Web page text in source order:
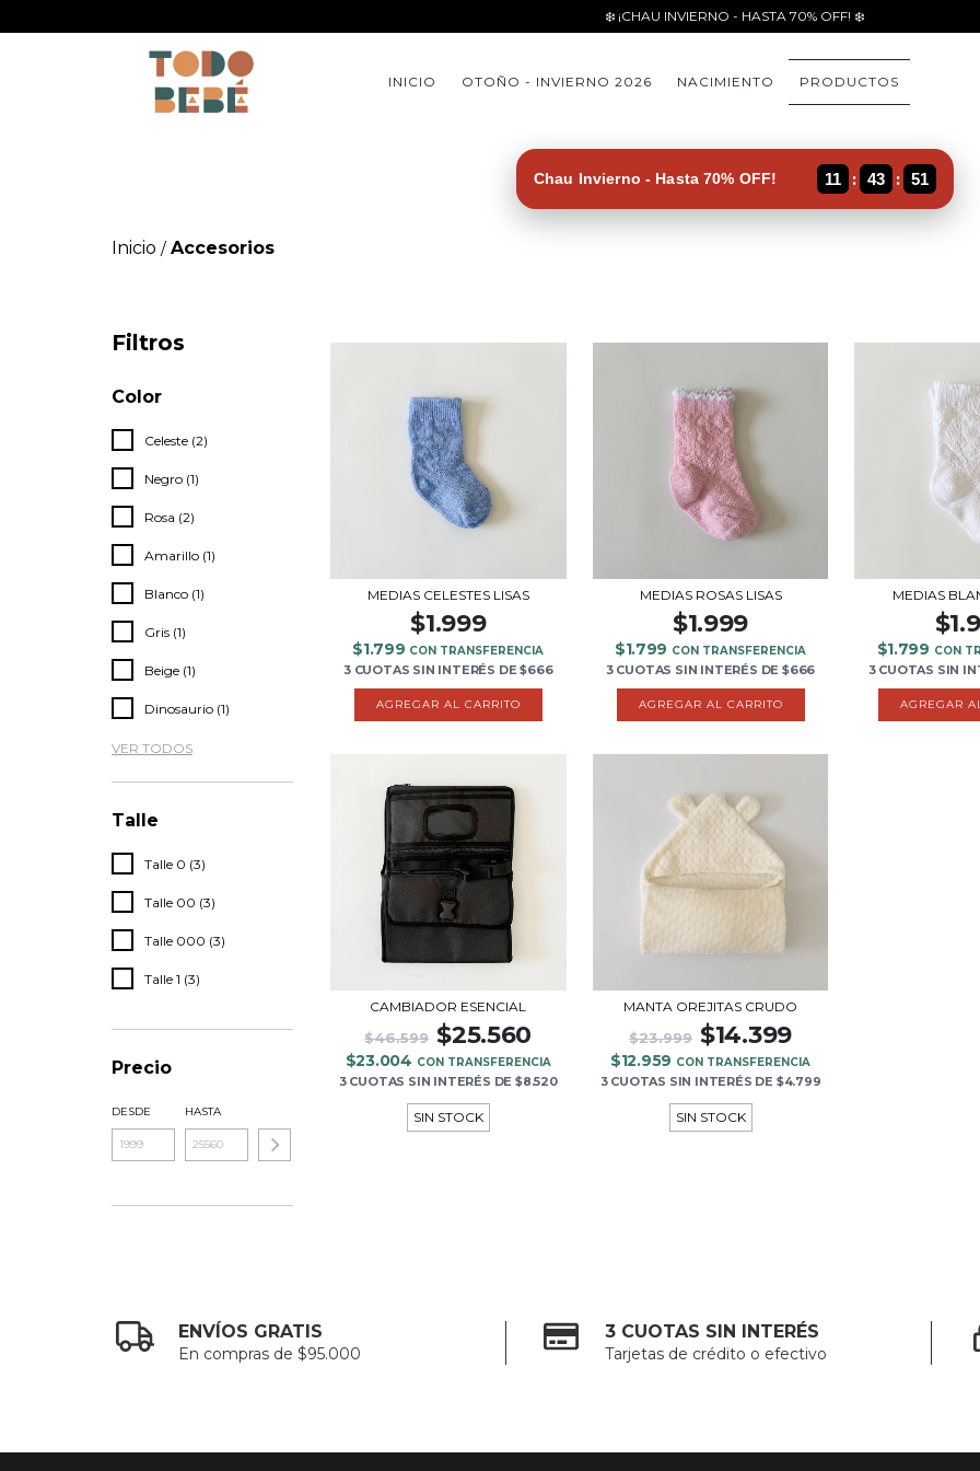
❄️ ¡CHAU INVIERNO - HASTA 70% OFF! ❄️
INICIO OTOÑO - INVIERNO 2026 NACIMIENTO PRODUCTOS
Chau Invierno - Hasta 70% OFF! 11 : 43 : 50
Inicio / Accesorios
Filtros
Color
Celeste (2)
Negro (1)
Rosa (2)
Amarillo (1)
Blanco (1)
Gris (1)
Beige (1)
Dinosaurio (1)
VER TODOS
Talle
Talle 0 (3)
Talle 00 (3)
Talle 000 (3)
Talle 1 (3)
Precio
DESDE HASTA
MEDIAS CELESTES LISAS
$1.999
$1.799 CON TRANSFERENCIA
3 CUOTAS SIN INTERÉS DE$666
AGREGAR AL CARRITO
MEDIAS ROSAS LISAS
$1.999
$1.799 CON TRANSFERENCIA
3 CUOTAS SIN INTERÉS DE$666
AGREGAR AL CARRITO
MEDIAS
$1.799 CON
3 CUOTAS SIN
AGREGAR
CAMBIADOR ESENCIAL
$46.599 $25.560
$23.004 CON TRANSFERENCIA
3 CUOTAS SIN INTERÉS DE $8.520
SIN STOCK
MANTA OREJITAS CRUDO
$23.999 $14.399
$12.959 CON TRANSFERENCIA
3 CUOTAS SIN INTERÉS DE $4.799
SIN STOCK
ENVÍOS GRATIS
En compras de $95.000
3 CUOTAS SIN INTERÉS
Tarjetas de crédito o efectivo